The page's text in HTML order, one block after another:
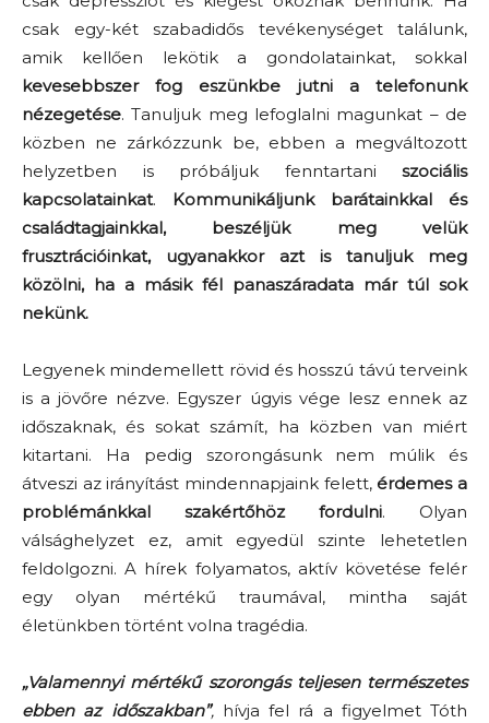
csak egy-két szabadidős tevékenységet találunk,
amik kellően lekötik a gondolatainkat, sokkal
kevesebbszer fog eszünkbe jutni a telefonunk
nézegetése. Tanuljuk meg lefoglalni magunkat – de
közben ne zárkózzunk be, ebben a megváltozott
helyzetben is próbáljuk fenntartani szociális
kapcsolatainkat.
Kommunikáljunk barátainkkal és
családtagjainkkal, beszéljük meg velük
frusztrációinkat, ugyanakkor azt is tanuljuk meg
közölni, ha a másik fél panaszáradata már túl sok
nekünk.
Legyenek mindemellett rövid és hosszú távú terveink
is a jövőre nézve. Egyszer úgyis vége lesz ennek az
időszaknak, és sokat számít, ha közben van miért
kitartani. Ha pedig szorongásunk nem múlik és
átveszi az irányítást mindennapjaink felett, érdemes a
problémánkkal szakértőhöz fordulni. Olyan
válsághelyzet ez, amit egyedül szinte lehetetlen
feldolgozni. A hírek folyamatos, aktív követése felér
egy olyan mértékű traumával, mintha saját
életünkben történt volna tragédia.
„Valamennyi mértékű szorongás teljesen természetes
ebben az időszakban”,hívja fel rá a figyelmet Tóth